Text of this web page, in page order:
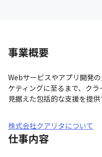
事業概要
Webサービスやアプリ開発
ケティングに至るまで、ク
見据えた包括的な支援を提供
株式会社クアリタについて
仕事内容